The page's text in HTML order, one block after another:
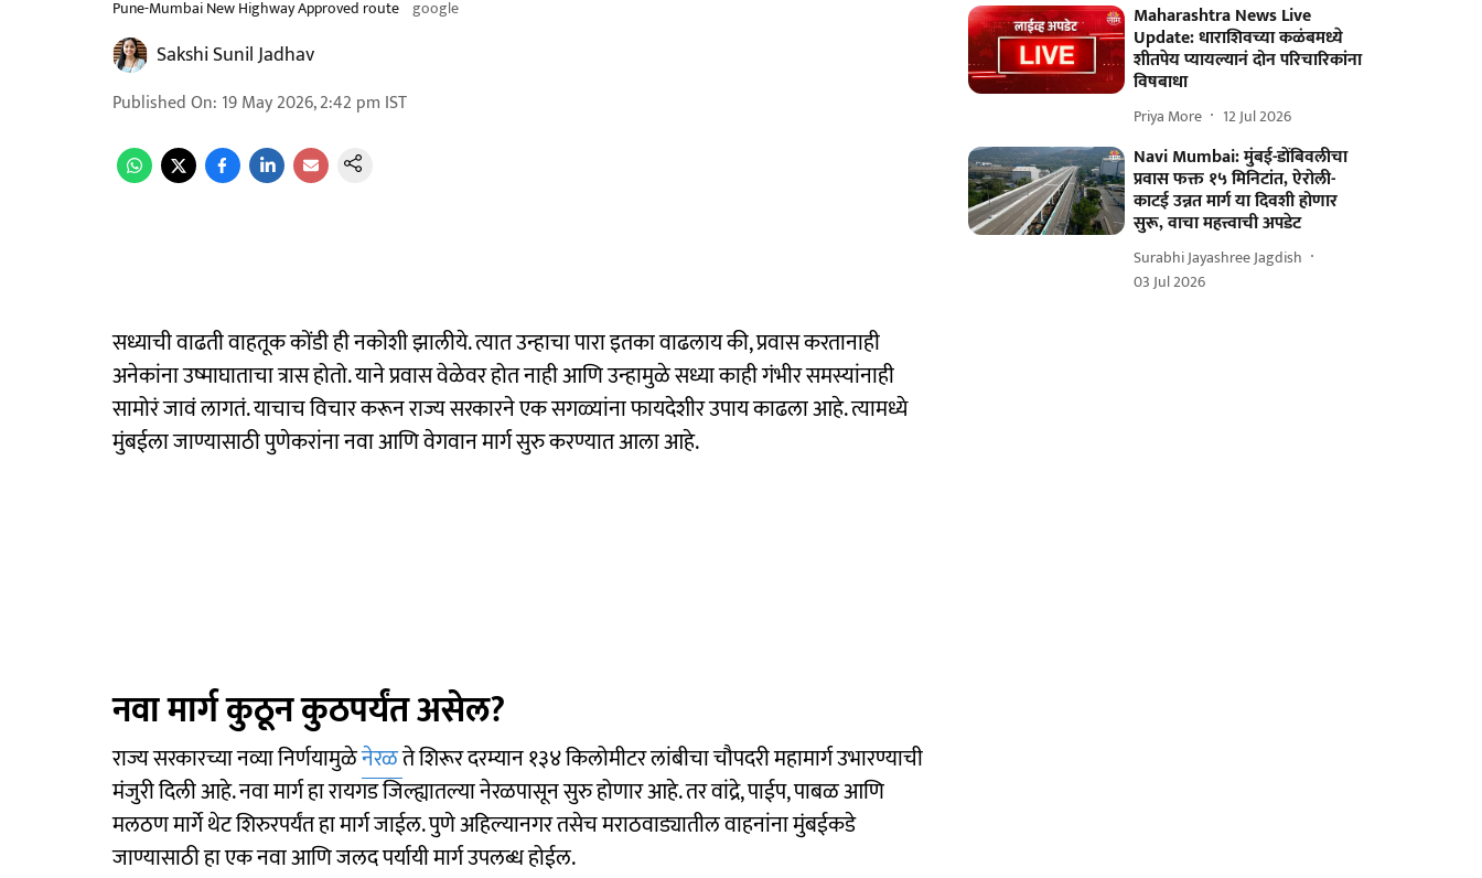
Pune-Mumbai New Highway Approved route google
Sakshi Sunil Jadhav
Published On: 19 May 2026, 2:42 pm IST
सध्याची वाढती वाहतूक कोंडी ही नकोशी झालीये. त्यात उन्हाचा पारा इतका वाढलाय की, प्रवास करतानाही
अनेकांना उष्माघाताचा त्रास होतो. याने प्रवास वेळेवर होत नाही आणि उन्हामुळे सध्या काही गंभीर समस्यांनाही
सामोरं जावं लागतं. याचाच विचार करून राज्य सरकारने एक सगळ्यांना फायदेशीर उपाय काढला आहे. त्यामध्ये
मुंबईला जाण्यासाठी पुणेकरांना नवा आणि वेगवान मार्ग सुरु करण्यात आला आहे.
नवा मार्ग कुठून कुठपर्यंत असेल?
राज्य सरकारच्या नव्या निर्णयामुळेनेरळते शिरूर दरम्यान १३४ किलोमीटर लांबीचा चौपदरी महामार्ग उभारण्याची
मंजुरी दिली आहे. नवा मार्ग हा रायगड जिल्ह्यातल्या नेरळपासून सुरु होणार आहे. तर वांद्रे, पाईप, पाबळ आणि
मलठण मार्गे थेट शिरुरपर्यंत हा मार्ग जाईल. पुणे अहिल्यानगर तसेच मराठवाड्यातील वाहनांना मुंबईकडे
जाण्यासाठी हा एक नवा आणि जलद पर्यायी मार्ग उपलब्ध होईल.
Maharashtra News Live
Update: धाराशिवच्या कळंबमध्ये
शीतपेय प्यायल्यानं दोन परिचारिकांना
विषबाधा
Priya More 12 Jul 2026
Navi Mumbai: मुंबई-डोंबिवलीचा
प्रवास फक्त १५ मिनिटांत, ऐरोली-
काटई उन्नत मार्ग या दिवशी होणार
सुरू, वाचा महत्त्वाची अपडेट
Surabhi Jayashree Jagdish
03 Jul 2026